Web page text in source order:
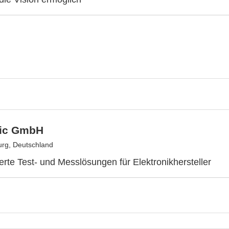
GmbH
Deutschland
Test- und Messlösungen für Elektronikhersteller